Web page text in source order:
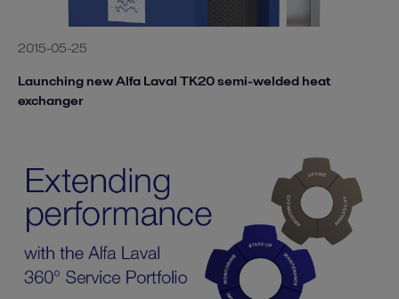
2015-05-25
Launching new Alfa Laval TK20 semi-welded heat
exchanger